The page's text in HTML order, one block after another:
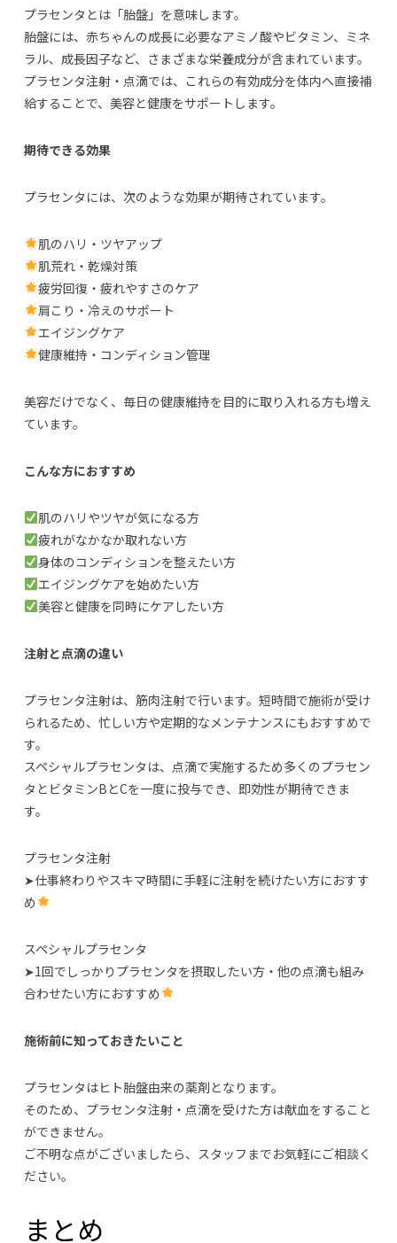
プラセンタとは「胎盤」を意味します。
胎盤には、赤ちゃんの成長に必要なアミノ酸やビタミン、ミネ
ラル、成長因子など、さまざまな栄養成分が含まれています。
プラセンタ注射・点滴では、これらの有効成分を体内へ直接補
給することで、美容と健康をサポートします。
期待できる効果
プラセンタには、次のような効果が期待されています。
肌のハリ・ツヤアップ
肌荒れ・乾燥対策
疲労回復・疲れやすさのケア
肩こり・冷えのサポート
エイジングケア
健康維持・コンディション管理
美容だけでなく、毎日の健康維持を目的に取り入れる方も増え
ています。
こんな方におすすめ
肌のハリやツヤが気になる方
疲れがなかなか取れない方
身体のコンディションを整えたい方
エイジングケアを始めたい方
美容と健康を同時にケアしたい方
注射と点滴の違い
プラセンタ注射は、筋肉注射で行います。短時間で施術が受け
られるため、忙しい方や定期的なメンテナンスにもおすすめで
す。
スペシャルプラセンタは、点滴で実施するため多くのプラセン
タとビタミンBとCを一度に投与でき、即効性が期待できま
す。
プラセンタ注射
➤仕事終わりやスキマ時間に手軽に注射を続けたい方におすす
め
スペシャルプラセンタ
➤1回でしっかりプラセンタを摂取したい方・他の点滴も組み
合わせたい方におすすめ
施術前に知っておきたいこと
プラセンタはヒト胎盤由来の薬剤となります。
そのため、プラセンタ注射・点滴を受けた方は献血をすること
ができません。
ご不明な点がございましたら、スタッフまでお気軽にご相談く
ださい。
まとめ